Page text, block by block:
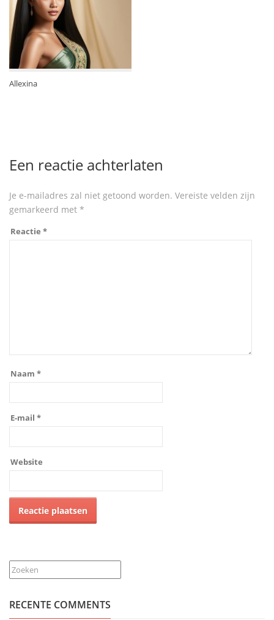
Allexina
Een reactie achterlaten
Je e-mailadres zal niet getoond worden. Vereiste velden zijn
gemarkeerd met *
Reactie *
Naam *
E-mail *
Website
Zoeken
RECENTE COMMENTS